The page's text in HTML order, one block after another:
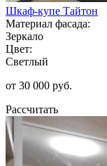
Шкаф-купе Тайтон
Материал фасада:
Зеркало
Цвет:
Светлый
от 30 000 руб.
Рассчитать